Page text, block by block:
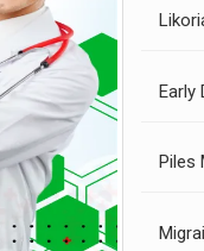
Early
Piles